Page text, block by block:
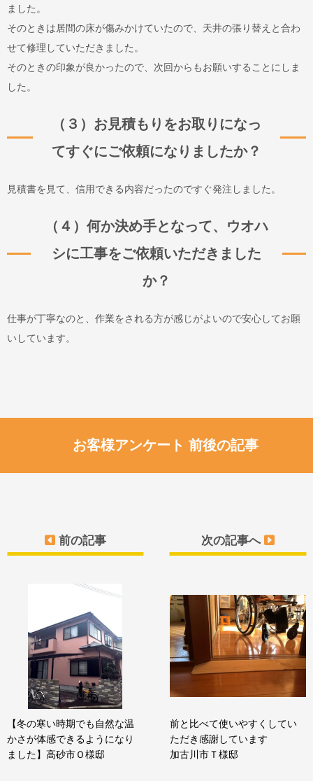
ました。
そのときは居間の床が傷みかけていたので、天井の張り替えと合わ
せて修理していただきました。
そのときの印象が良かったので、次回からもお願いすることにしま
した。
（３）お見積もりをお取りになっ
てすぐにご依頼になりましたか？
見積書を見て、信用できる内容だったのですぐ発注しました。
（４）何か決め手となって、ウオハ
シに工事をご依頼いただきました
か？
仕事が丁寧なのと、作業をされる方が感じがよいので安心してお願
いしています。
お客様アンケート 前後の記事
前の記事
【冬の寒い時期でも自然な温
かさが体感できるようになり
ました】高砂市Ｏ様邸
次の記事へ
前と比べて使いやすくしてい
ただき感謝しています
加古川市Ｔ様邸